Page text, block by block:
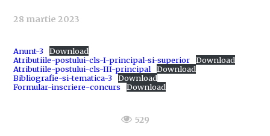
28 martie 2023
Anunt-3
Download
Atributiile-postului-cls-I-principal-si-superior
Download
Atributiile-postului-cls-III-principal
Download
Bibliografie-si-tematica-3
Download
Formular-inscriere-concurs
Download
529